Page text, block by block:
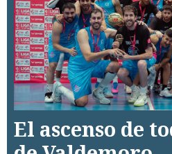
El ascenso de